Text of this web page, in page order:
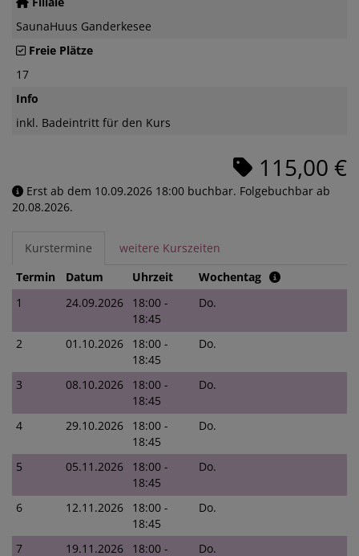
SaunaHuus Ganderkesee
Freie Plätze
17
Info
inkl. Badeintritt für den Kurs
115,00 €
Erst ab dem 10.09.2026 18:00 buchbar. Folgebuchbar ab
20.08.2026.
Kurstermine
weitere Kurszeiten
Termin
Datum Uhrzeit
Wochentag
1
24.09.2026
18:00 -
18:45
Do.
2 01.10.2026
18:00 -
18:45
Do.
3 08.10.2026
18:00 -
18:45
Do.
4 29.10.2026
18:00 -
18:45
Do.
5 05.11.2026
18:00 -
18:45
Do.
6 12.11.2026
18:00 -
18:45
Do.
7 19.11.2026 18:00 - Do.